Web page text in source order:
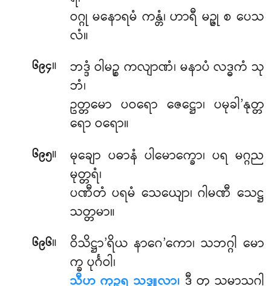
ဝဂ္ဂု မနောရမံ ကန္တံ၊ ဟာရီ မဉ္ဇု စ ပေသ
လံ။
၆၉၄။
ဘဒ္ဒံ ဝါမဉ္စ ကလျာဏံ၊ မနာပံ လဒ္ဓကံ သု
ဘံ၊
ဥတ္တမော ပဝရော ဇေဋ္ဌော၊ ပမုခါ’နုတ္တ
ရော ဝရော။
၆၉၅။
မုချော ပဓာနံ ပါမောက္ခော၊ ပရ မဂ္ဂည
မုတ္တရံ၊
ပဏီတံ ပရမံ သေယျော၊ ဂါမဏီ သေဋ္ဌ
သတ္တမာ။
၆၉၆။
ဝိသိဋ္ဌာ’ရိယ နာဂေ’ကော၊ သဘဂ္ဂါ မော
က္ခ ပုင်္ဂဝါ၊